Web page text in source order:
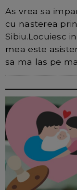
As vrea sa
cu nasterea
Sibiu.Locuiesc
mea este
sa ma las pe